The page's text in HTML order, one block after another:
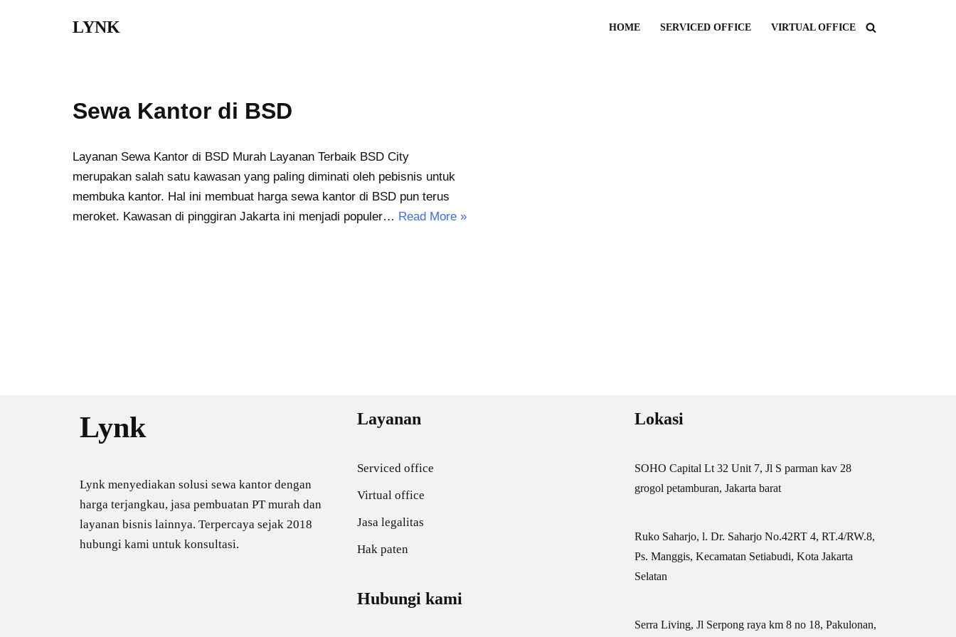
LYNK HOME SERVICED OFFICE VIRTUAL OFFICE
Sewa Kantor di BSD
Layanan Sewa Kantor di BSD Murah Layanan Terbaik BSD City
merupakan salah satu kawasan yang paling diminati oleh pebisnis untuk
membuka kantor. Hal ini membuat harga sewa kantor di BSD pun terus
meroket. Kawasan di pinggiran Jakarta ini menjadi populer… Read More »
Lynk
Lynk menyediakan solusi sewa kantor dengan
harga terjangkau, jasa pembuatan PT murah dan
layanan bisnis lainnya. Terpercaya sejak 2018
hubungi kami untuk konsultasi.
Layanan
Serviced office
Virtual office
Jasa legalitas
Hak paten
Hubungi kami
Lokasi
SOHO Capital Lt 32 Unit 7, Jl S parman kav 28
grogol petamburan, Jakarta barat
Ruko Saharjo, l. Dr. Saharjo No.42RT 4, RT.4/RW.8,
Ps. Manggis, Kecamatan Setiabudi, Kota Jakarta
Selatan
Serra Living, Jl Serpong raya km 8 no 18, Pakulonan,